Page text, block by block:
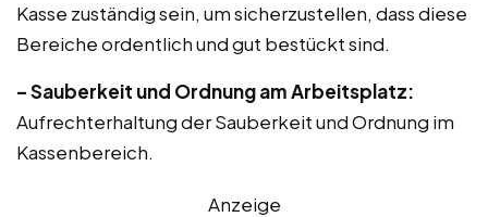
Kasse zuständig sein, um sicherzustellen, dass diese
Bereiche ordentlich und gut bestückt sind.
– Sauberkeit und Ordnung am Arbeitsplatz:
Aufrechterhaltung der Sauberkeit und Ordnung im
Kassenbereich.
Anzeige